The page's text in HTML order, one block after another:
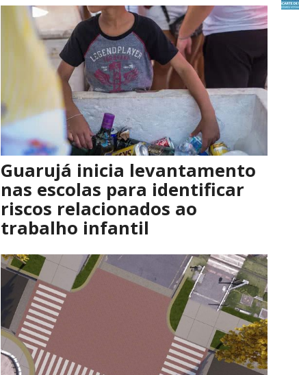
Guarujá inicia levantamento
nas escolas para identificar
riscos relacionados ao
trabalho infantil